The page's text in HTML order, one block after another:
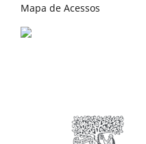
Mapa de Acessos